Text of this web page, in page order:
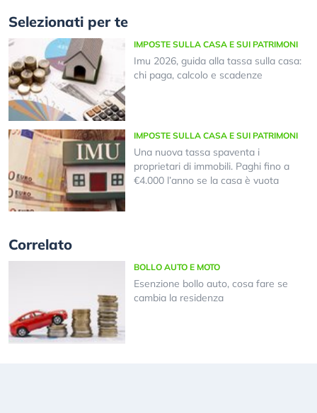
Selezionati per te
IMPOSTE SULLA CASA E SUI PATRIMONI
Imu 2026, guida alla tassa sulla casa:
chi paga, calcolo e scadenze
IMPOSTE SULLA CASA E SUI PATRIMONI
Una nuova tassa spaventa i
proprietari di immobili. Paghi fino a
€4.000 l’anno se la casa è vuota
Correlato
BOLLO AUTO E MOTO
Esenzione bollo auto, cosa fare se
cambia la residenza